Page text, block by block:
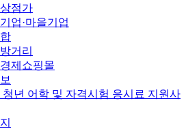
점가
업·마을기업
거리
제쇼핑몰
청년 어학 및 자격시험 응시료 지원사